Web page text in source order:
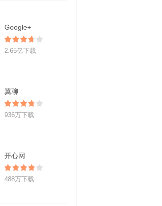
Google+
2.65亿下载
翼聊
936万下载
开心网
488万下载